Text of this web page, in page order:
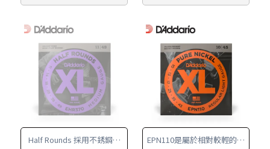
Half Rounds 採用不銹鋼圓
EPN110是屬於相對較輕的電